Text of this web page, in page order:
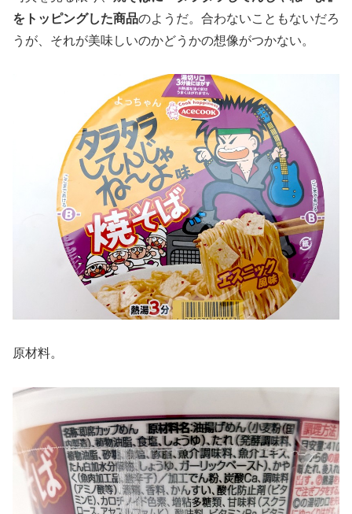
をトッピングした商品のようだ。合わないこともないだろ
うが、それが美味しいのかどうかの想像がつかない。
原材料。